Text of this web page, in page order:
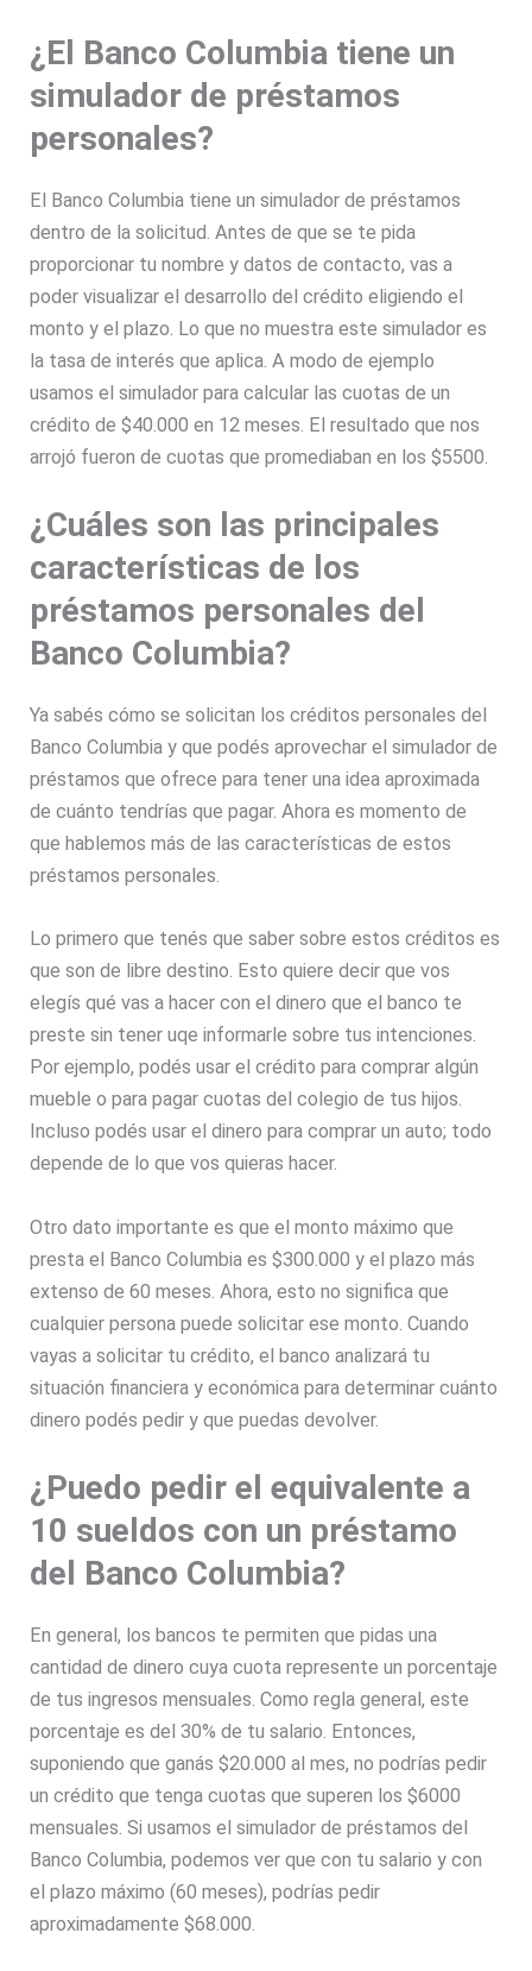
¿El Banco Columbia tiene un
simulador de préstamos
personales?
El Banco Columbia tiene un simulador de préstamos
dentro de la solicitud. Antes de que se te pida
proporcionar tu nombre y datos de contacto, vas a
poder visualizar el desarrollo del crédito eligiendo el
monto y el plazo. Lo que no muestra este simulador es
la tasa de interés que aplica. A modo de ejemplo
usamos el simulador para calcular las cuotas de un
crédito de $40.000 en 12 meses. El resultado que nos
arrojó fueron de cuotas que promediaban en los $5500.
¿Cuáles son las principales
características de los
préstamos personales del
Banco Columbia?
Ya sabés cómo se solicitan los créditos personales del
Banco Columbia y que podés aprovechar el simulador de
préstamos que ofrece para tener una idea aproximada
de cuánto tendrías que pagar. Ahora es momento de
que hablemos más de las características de estos
préstamos personales.
Lo primero que tenés que saber sobre estos créditos es
que son de libre destino. Esto quiere decir que vos
elegís qué vas a hacer con el dinero que el banco te
preste sin tener uqe informarle sobre tus intenciones.
Por ejemplo, podés usar el crédito para comprar algún
mueble o para pagar cuotas del colegio de tus hijos.
Incluso podés usar el dinero para comprar un auto; todo
depende de lo que vos quieras hacer.
Otro dato importante es que el monto máximo que
presta el Banco Columbia es $300.000 y el plazo más
extenso de 60 meses. Ahora, esto no significa que
cualquier persona puede solicitar ese monto. Cuando
vayas a solicitar tu crédito, el banco analizará tu
situación financiera y económica para determinar cuánto
dinero podés pedir y que puedas devolver.
¿Puedo pedir el equivalente a
10 sueldos con un préstamo
del Banco Columbia?
En general, los bancos te permiten que pidas una
cantidad de dinero cuya cuota represente un porcentaje
de tus ingresos mensuales. Como regla general, este
porcentaje es del 30% de tu salario. Entonces,
suponiendo que ganás $20.000 al mes, no podrías pedir
un crédito que tenga cuotas que superen los $6000
mensuales. Si usamos el simulador de préstamos del
Banco Columbia, podemos ver que con tu salario y con
el plazo máximo (60 meses), podrías pedir
aproximadamente $68.000.